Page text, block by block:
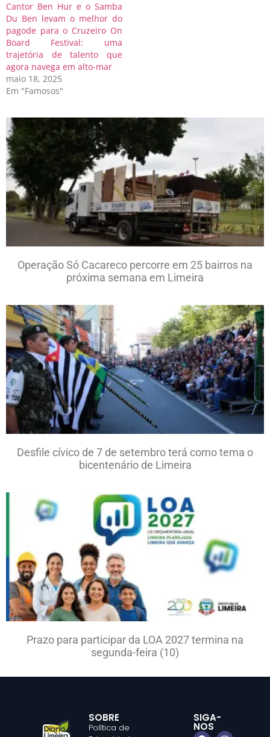
Cantor Ben Hur e o Samba
Du Ben levam o melhor do
pagode para o Cruzeiro On
Board Festival: uma
trajetória de talento que
agora navega em alto-mar
maio 18, 2025
Em "Famosos"
Operação Só Cacareco percorre em 25 bairros na
próxima semana em Limeira
Desfile cívico de 7 de setembro terá como tema o
bicentenário de Limeira
Prazo para participar da LOA 2027 termina na
segunda-feira (10)
SOBRE
Política de
SIGA-
NOS